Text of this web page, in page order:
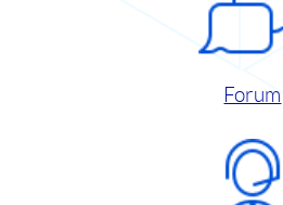
Forum